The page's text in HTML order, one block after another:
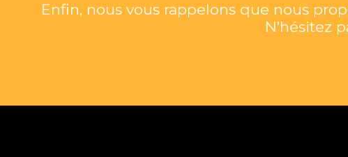
Enfin, nous vous rappelons que nous
N’hésitez